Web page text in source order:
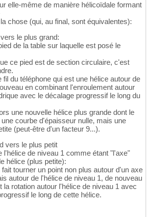
elle-même de manière hélicoïdale formant
chose (qui, au final, sont équivalentes):
le plus grand:
de la table sur laquelle est posé le
ce pied est de section circulaire, c'est
fil du téléphone qui est une hélice autour de
en combinant l'enroulement autour
avec le décalage progressif le long du
une nouvelle hélice plus grande dont le
courbe d'épaisseur nulle, mais une
(peut-être d'un facteur 9...).
vers le plus petit
l'hélice de niveau 1 comme étant "l'axe"
hélice (plus petite):
tourner un point non plus autour d'un axe
autour de l'hélice de niveau 1, de nouveau
la rotation autour l'hélice de niveau 1 avec
le long de cette hélice.